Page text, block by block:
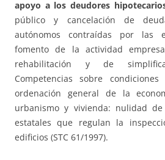
apoyo a los deudores
público y cancelación de
autónomos contraídas por las
fomento de la actividad
rehabilitación y de
Competencias sobre
ordenación general de la
urbanismo y vivienda: nulidad
estatales que regulan la
edificios (STC 61/1997).